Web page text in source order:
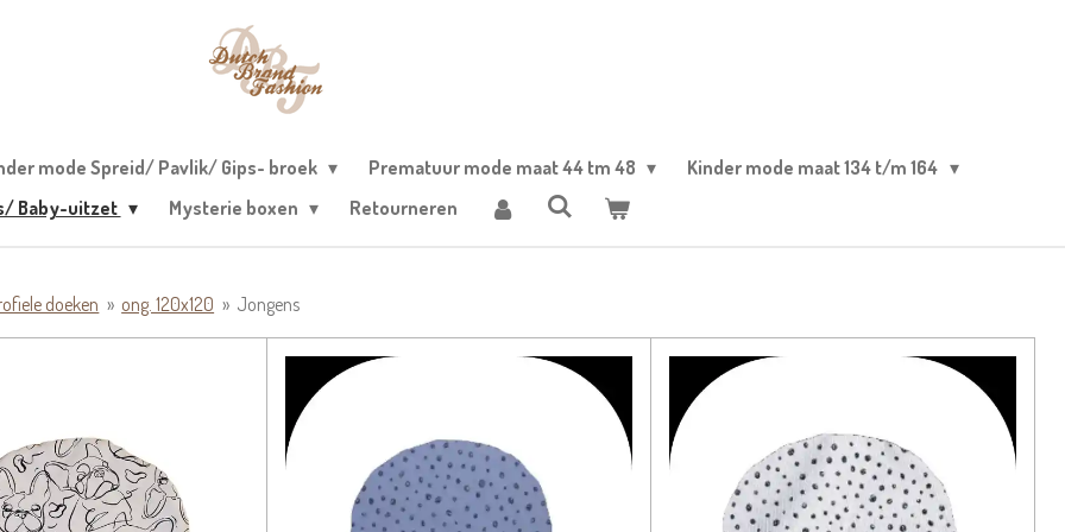
mode Spreid/ Pavlik/ Gips- broek Prematuur mode maat 44 tm 48
Kinder mode maat 134 t/m 164
Baby-uitzet
Mysterie boxen Retourneren
doeken » ong. 120x120 » Jongens